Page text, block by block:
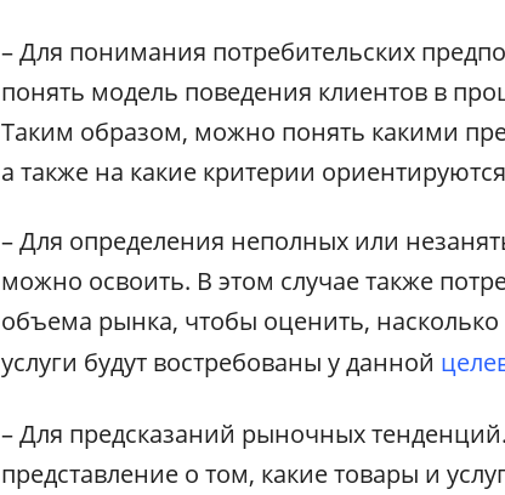
– Для понимания потребительских
понять модель поведения клиентов в
Таким образом, можно понять какими
а также на какие критерии
– Для определения неполных или
можно освоить. В этом случае также
объема рынка, чтобы оценить,
услуги будут востребованы у данной
– Для предсказаний рыночных
представление о том, какие товары и